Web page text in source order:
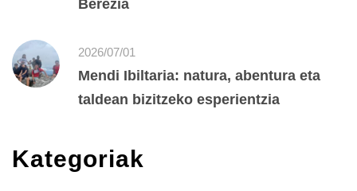
Berezia
2026/07/01
Mendi Ibiltaria: natura, abentura eta
taldean bizitzeko esperientzia
Kategoriak